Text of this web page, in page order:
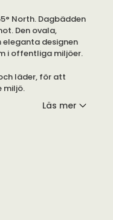
North. Dagbädden
Den ovala,
designen
i offentliga miljöer.
läder, för att
miljö.
Välj bland det
Läs mer